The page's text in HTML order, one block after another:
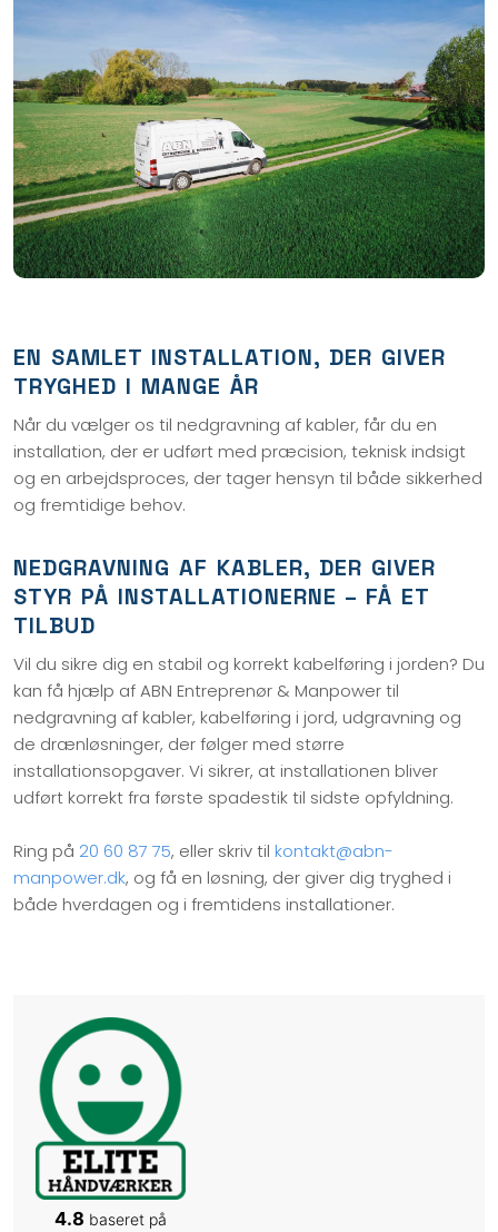
EN SAMLET INSTALLATION, DER GIVER
TRYGHED I MANGE ÅR
Når du vælger os til nedgravning af kabler, får du en
installation, der er udført med præcision, teknisk indsigt
og en arbejdsproces, der tager hensyn til både sikkerhed
og fremtidige behov.
NEDGRAVNING AF KABLER, DER GIVER
STYR PÅ INSTALLATIONERNE – FÅ ET
TILBUD
Vil du sikre dig en stabil og korrekt kabelføring i jorden? Du
kan få hjælp af ABN Entreprenør & Manpower til
nedgravning af kabler, kabelføring i jord, udgravning og
de drænløsninger, der følger med større
installationsopgaver. Vi sikrer, at installationen bliver
udført korrekt fra første spadestik til sidste opfyldning.
Ring på 20 60 87 75, eller skriv til kontakt@abn-
manpower.dk, og få en løsning, der giver dig tryghed i
både hverdagen og i fremtidens installationer.
4.8 baseret på